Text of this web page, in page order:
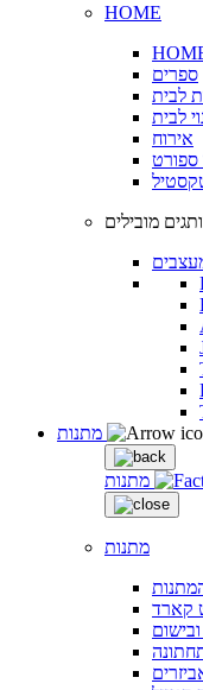
HOME
ספרים
לבית
לבית
אירוח
ספורט
מובילים
מתנות
מתנות
קארד
ובישום